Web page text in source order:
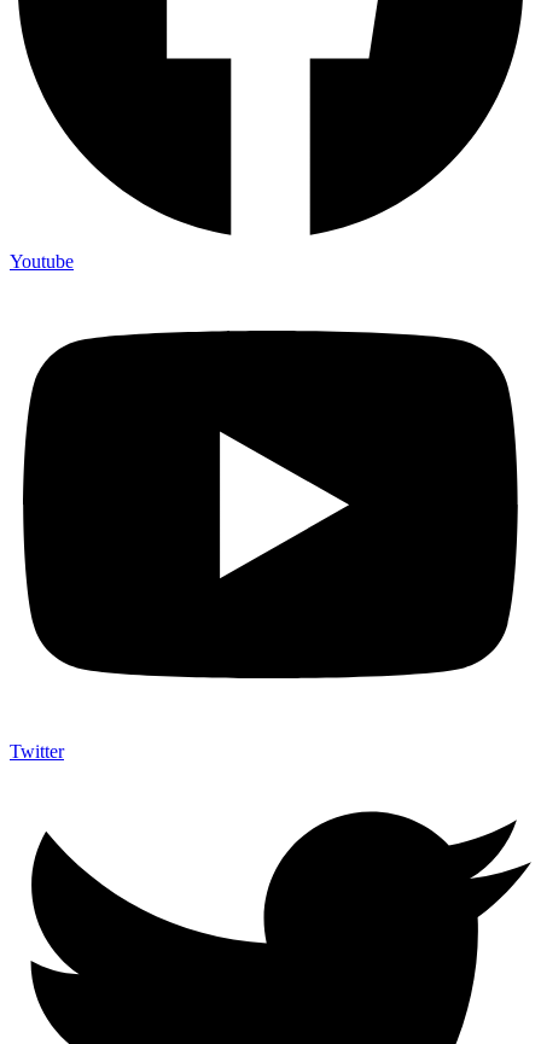
Youtube
Twitter